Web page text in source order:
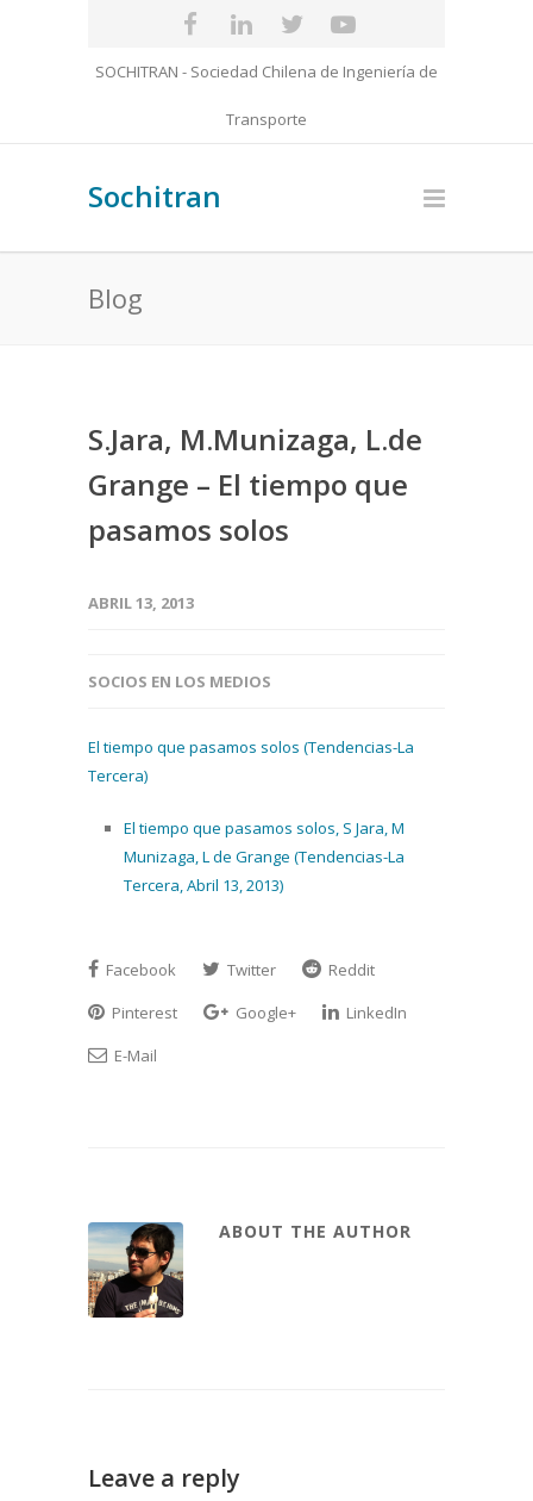
SOCHITRAN - Sociedad Chilena de Ingeniería de
Transporte
Sochitran
Blog
S.Jara, M.Munizaga, L.de
Grange – El tiempo que
pasamos solos
ABRIL 13, 2013
SOCIOS EN LOS MEDIOS
El tiempo que pasamos solos (Tendencias-La
Tercera)
El tiempo que pasamos solos, S Jara, M
Munizaga, L de Grange (Tendencias-La
Tercera, Abril 13, 2013)
Facebook Twitter
Reddit
Pinterest
Google+
LinkedIn
E-Mail
ABOUT THE AUTHOR
Leave a reply